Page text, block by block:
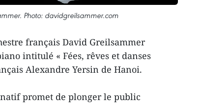
Photo: davidgreilsammer.com
français David Greilsammer
intitulé « Fées, rêves et danses
Alexandre Yersin de Hanoi.
promet de plonger le public